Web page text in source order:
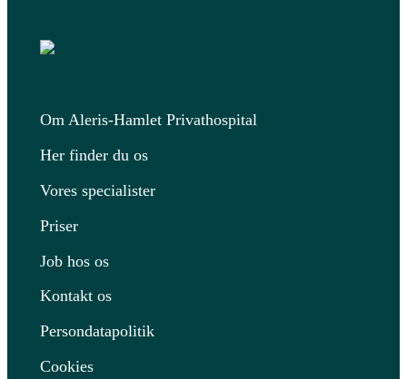
Om Aleris-Hamlet Privathospital
Her finder du os
Vores specialister
Priser
Job hos os
Kontakt os
Persondatapolitik
Cookies